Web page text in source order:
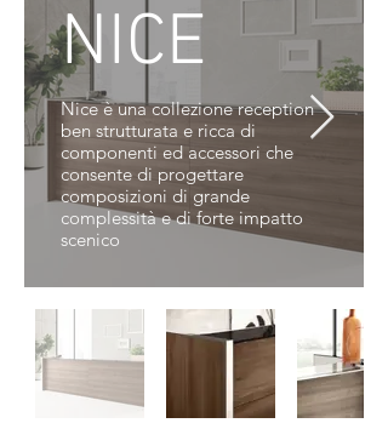
NICE
Nice è una collezione reception
ben strutturata e ricca di
componenti ed accessori che
consente di progettare
composizioni di grande
complessità e di forte impatto
scenico